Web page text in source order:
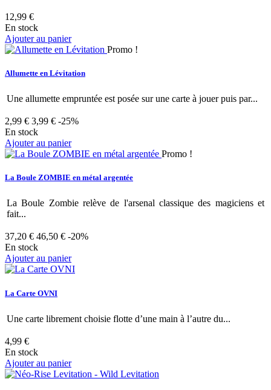
12,99 €
En stock
Ajouter au panier
Promo !
Allumette en Lévitation
Une allumette empruntée est posée sur une carte à jouer puis par...
2,99 € 3,99 € -25%
En stock
Ajouter au panier
Promo !
La Boule ZOMBIE en métal argentée
La Boule Zombie relève de l'arsenal classique des magiciens et
fait...
37,20 € 46,50 € -20%
En stock
Ajouter au panier
La Carte OVNI
Une carte librement choisie flotte d’une main à l’autre du...
4,99 €
En stock
Ajouter au panier